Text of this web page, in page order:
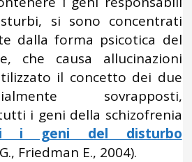
si sono concentrati
dalla forma psicotica del
che causa allucinazioni
il concetto dei due
sovrapposti,
i geni della schizofrenia
i geni del disturbo
Friedman E., 2004).